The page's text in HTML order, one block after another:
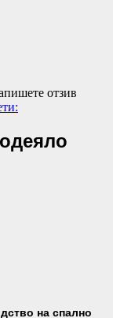
отзив
на спално